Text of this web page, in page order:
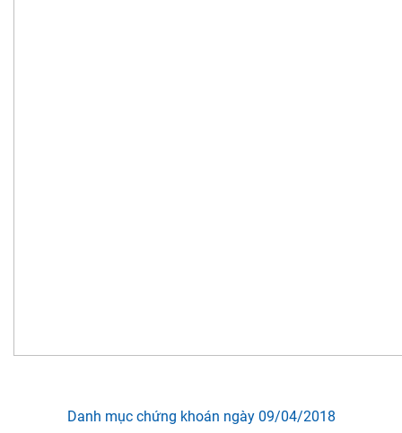
Danh mục chứng khoán ngày 09/04/2018